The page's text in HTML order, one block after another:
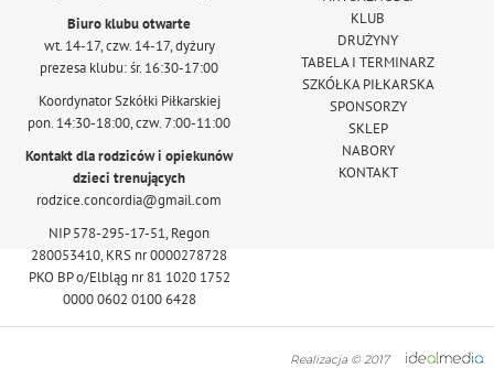
Biuro klubu otwarte
wt. 14-17, czw. 14-17, dyżury
prezesa klubu: śr. 16:30-17:00
Koordynator Szkółki Piłkarskiej
pon. 14:30-18:00, czw. 7:00-11:00
Kontakt dla rodziców i opiekunów
dzieci trenujących
rodzice.concordia@gmail.com
NIP 578-295-17-51, Regon
280053410, KRS nr 0000278728
PKO BP o/Elbląg nr 81 1020 1752
0000 0602 0100 6428
KLUB
DRUŻYNY
TABELA I TERMINARZ
SZKÓŁKA PIŁKARSKA
SPONSORZY
SKLEP
NABORY
KONTAKT
Realizacja © 2017